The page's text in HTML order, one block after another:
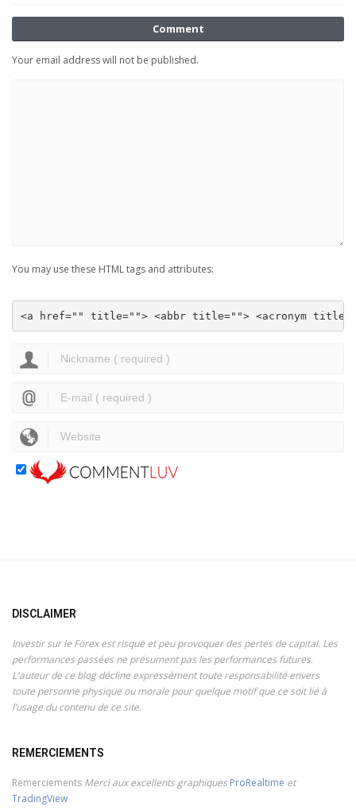
Comment
Your email address will not be published.
You may use these HTML tags and attributes:
<a href="" title=""> <abbr title=""> <acronym
DISCLAIMER
Investir sur le Forex est risqué et peu provoquer des pertes de capital. Les
performances passées ne présument pas les performances futures.
L'auteur de ce blog décline expressément toute responsabilité envers
toute personne physique ou morale pour quelque motif que ce soit lié à
l’usage du contenu de ce site.
REMERCIEMENTS
Remerciements Merci aux excellents graphiques ProRealtime et
TradingView